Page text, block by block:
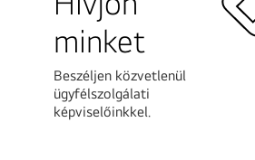
minket
Beszéljen közvetlenül
ügyfélszolgálati
képviselőinkkel.